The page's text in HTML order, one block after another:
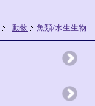
動物 魚類/水生生物